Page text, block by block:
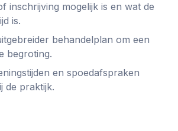
inschrijving mogelijk is en wat de
is.
behandelplan om een
begroting.
en spoedafspraken
de praktijk.